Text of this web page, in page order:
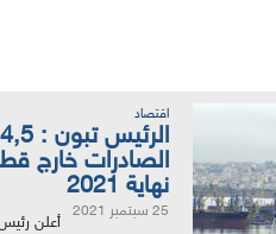
اقتصاد
الصادرات خارج
نهاية 2021
25 سبتمبر 2021
أعلن